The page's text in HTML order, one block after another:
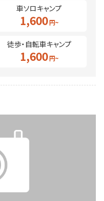
車ソロキャンプ
1,600
徒歩・自転車キャンプ
1,600